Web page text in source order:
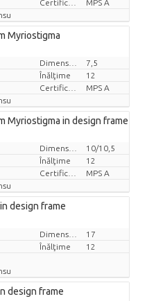
MPS A
Myriostigma
7,5
Înălţime
12
MPS A
Myriostigma in design frame
10/10,5
Înălţime
12
MPS A
design frame
17
Înălţime 12
design frame